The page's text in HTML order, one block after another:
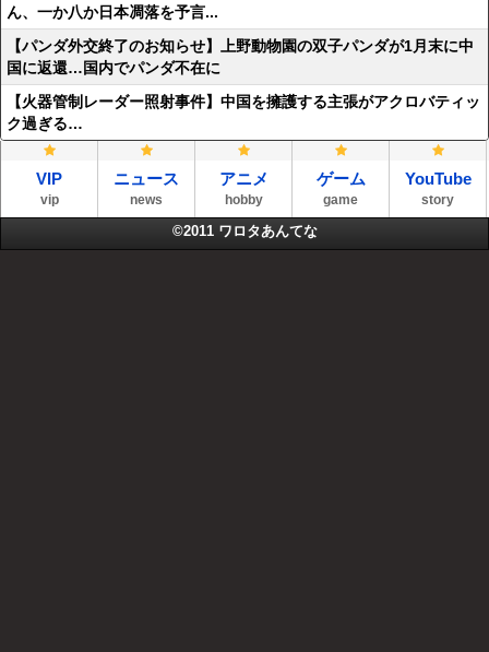
ん、一か八か日本凋落を予言...
【パンダ外交終了のお知らせ】上野動物園の双子パンダが1月末に中
国に返還…国内でパンダ不在に
【火器管制レーダー照射事件】中国を擁護する主張がアクロバティッ
ク過ぎる…
VIP
vip
ニュース
news
アニメ
hobby
ゲーム
game
YouTube
story
©2011 ワロタあんてな